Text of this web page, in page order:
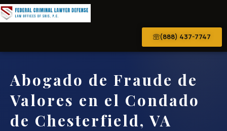
(888) 437-7747
Abogado de Fraude de
Valores en el Condado
de Chesterfield, VA